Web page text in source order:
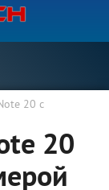
20 с
20